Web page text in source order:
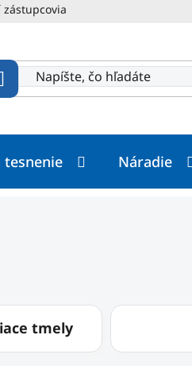
tesnenie Náradie
tmely